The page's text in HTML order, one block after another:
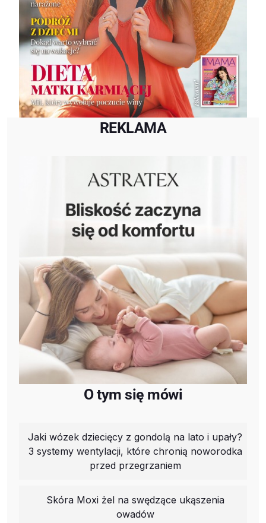
REKLAMA
O tym się mówi
Jaki wózek dziecięcy z gondolą na lato i upały?
3 systemy wentylacji, które chronią noworodka
przed przegrzaniem
Skóra Moxi żel na swędzące ukąszenia
owadów